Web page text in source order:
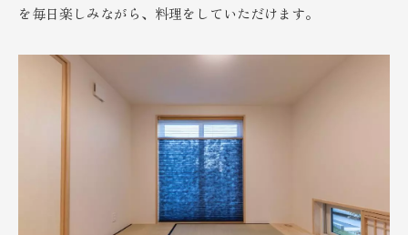
を毎日楽しみながら、料理をしていただけます。